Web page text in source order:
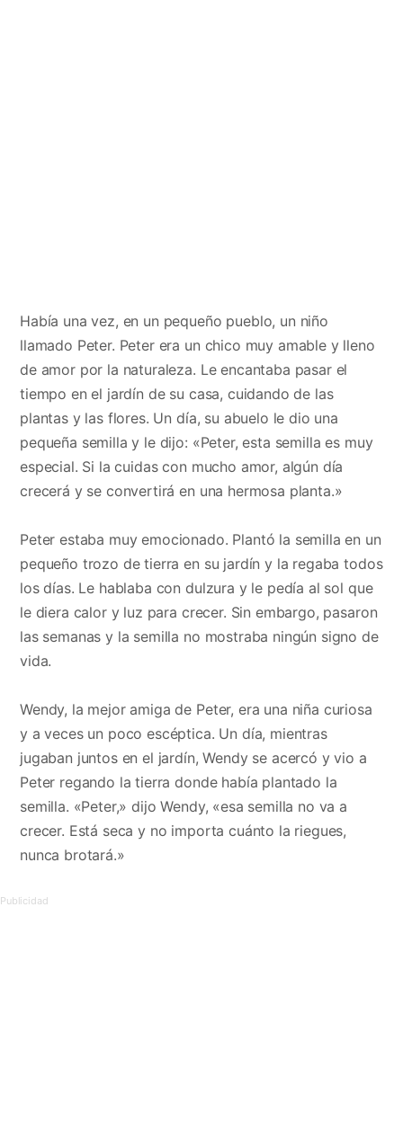
Había una vez, en un pequeño pueblo, un niño
llamado Peter. Peter era un chico muy amable y lleno
de amor por la naturaleza. Le encantaba pasar el
tiempo en el jardín de su casa, cuidando de las
plantas y las flores. Un día, su abuelo le dio una
pequeña semilla y le dijo: «Peter, esta semilla es muy
especial. Si la cuidas con mucho amor, algún día
crecerá y se convertirá en una hermosa planta.»
Peter estaba muy emocionado. Plantó la semilla en un
pequeño trozo de tierra en su jardín y la regaba todos
los días. Le hablaba con dulzura y le pedía al sol que
le diera calor y luz para crecer. Sin embargo, pasaron
las semanas y la semilla no mostraba ningún signo de
vida.
Wendy, la mejor amiga de Peter, era una niña curiosa
y a veces un poco escéptica. Un día, mientras
jugaban juntos en el jardín, Wendy se acercó y vio a
Peter regando la tierra donde había plantado la
semilla. «Peter,» dijo Wendy, «esa semilla no va a
crecer. Está seca y no importa cuánto la riegues,
nunca brotará.»